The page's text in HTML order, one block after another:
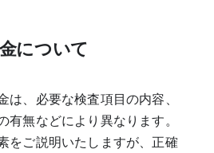
について
は、必要な検査項目の内容、
有無などにより異なります。
をご説明いたしますが、正確